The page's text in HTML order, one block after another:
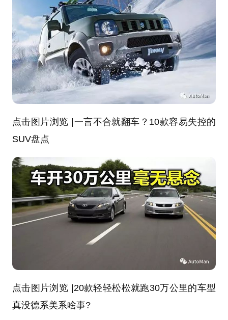
点击图片浏览 |一言不合就翻车？10款容易失控的
SUV盘点
点击图片浏览 |20款轻轻松松就跑30万公里的车型
真没德系美系啥事?